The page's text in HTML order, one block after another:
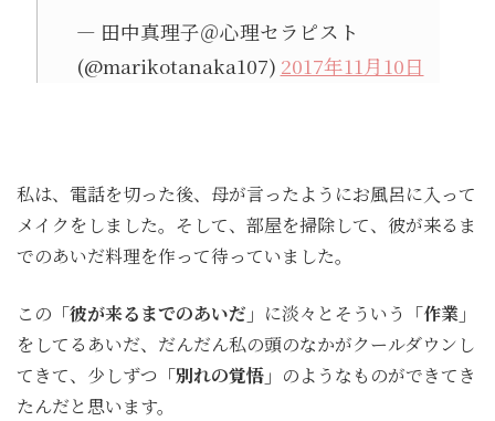
— 田中真理子＠心理セラピスト
(@marikotanaka107) 2017年11月10日
私は、電話を切った後、母が言ったようにお風呂に入って
メイクをしました。そして、部屋を掃除して、彼が来るま
でのあいだ料理を作って待っていました。
この 「彼が来るまでのあいだ」 に淡々とそういう
「作業」
をしてるあいだ、だんだん私の頭のなかがクールダウンし
てきて、少しずつ 「別れの覚悟」 のようなものができてき
たんだと思います。